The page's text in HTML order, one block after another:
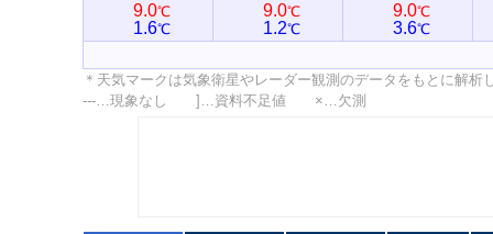
9.0℃
1.6℃
9.0℃
1.2℃
9.0℃
3.6℃
＊天気マークは気象衛星やレーダー観測のデータをもとに解
---…現象なし ]…資料不足値 ×…欠測